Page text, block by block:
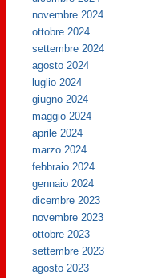
novembre 2024
ottobre 2024
settembre 2024
agosto 2024
luglio 2024
giugno 2024
maggio 2024
aprile 2024
marzo 2024
febbraio 2024
gennaio 2024
dicembre 2023
novembre 2023
ottobre 2023
settembre 2023
agosto 2023